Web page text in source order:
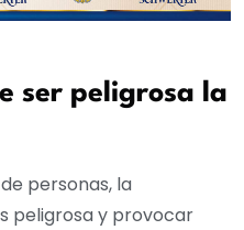
ser peligrosa la
personas, la
peligrosa y provocar